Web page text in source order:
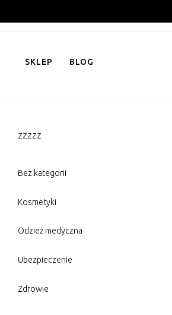
to
SKLEP BLOG
zzzzz
Bez kategorii
Kosmetyki
Odzież medyczna
Ubezpieczenie
Zdrowie